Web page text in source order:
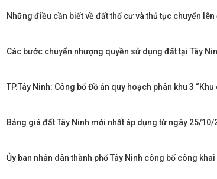
Những điều cần biết về đất thổ cư và thủ tục chuyển
Các bước chuyển nhượng quyền sử dụng đất tại Tây
TP.Tây Ninh: Công bố Đồ án quy hoạch phân khu 3
Bảng giá đất Tây Ninh mới nhất áp dụng từ ngày 25/10/
Ủy ban nhân dân thành phố Tây Ninh công bố công